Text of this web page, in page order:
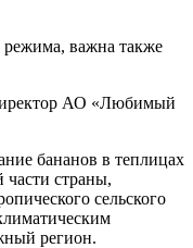
режима, важна также
АО «Любимый
бананов в теплицах
части страны,
сельского
регион.